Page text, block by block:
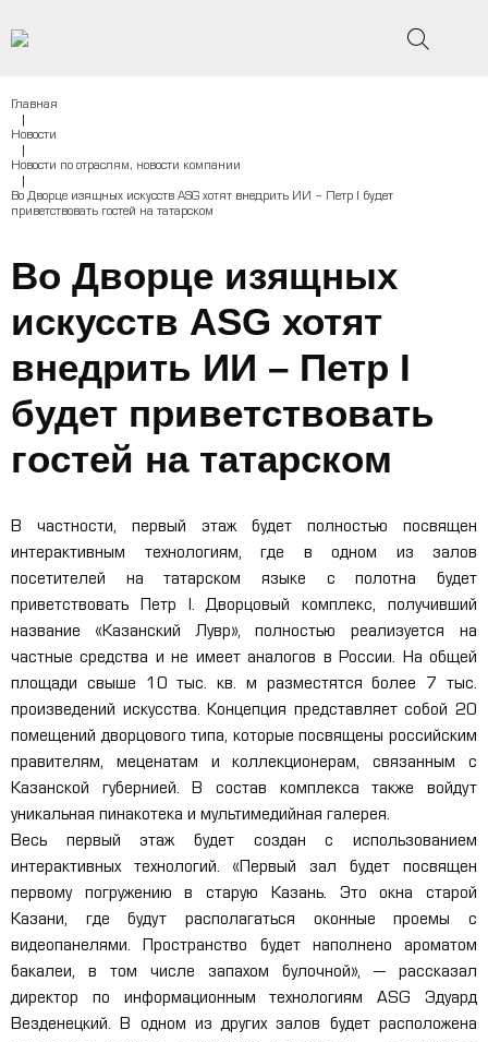
Главная
Новости
Новости по отраслям, новости компании
Во Дворце изящных искусств ASG хотят внедрить ИИ – Петр I будет
приветствовать гостей на татарском
Во Дворце изящных
искусств ASG хотят
внедрить ИИ – Петр I
будет приветствовать
гостей на татарском
В частности, первый этаж будет полностью посвящен
интерактивным технологиям, где в одном из залов
посетителей на татарском языке с полотна будет
приветствовать Петр I. Дворцовый комплекс, получивший
название «Казанский Лувр», полностью реализуется на
частные средства и не имеет аналогов в России. На общей
площади свыше 10 тыс. кв. м разместятся более 7 тыс.
произведений искусства. Концепция представляет собой 20
помещений дворцового типа, которые посвящены российским
правителям, меценатам и коллекционерам, связанным с
Казанской губернией. В состав комплекса также войдут
уникальная пинакотека и мультимедийная галерея.
Весь первый этаж будет создан с использованием
интерактивных технологий. «Первый зал будет посвящен
первому погружению в старую Казань. Это окна старой
Казани, где будут располагаться оконные проемы с
видеопанелями. Пространство будет наполнено ароматом
бакалеи, в том числе запахом булочной», — рассказал
директор по информационным технологиям ASG Эдуард
Везденецкий. В одном из других залов будет расположена